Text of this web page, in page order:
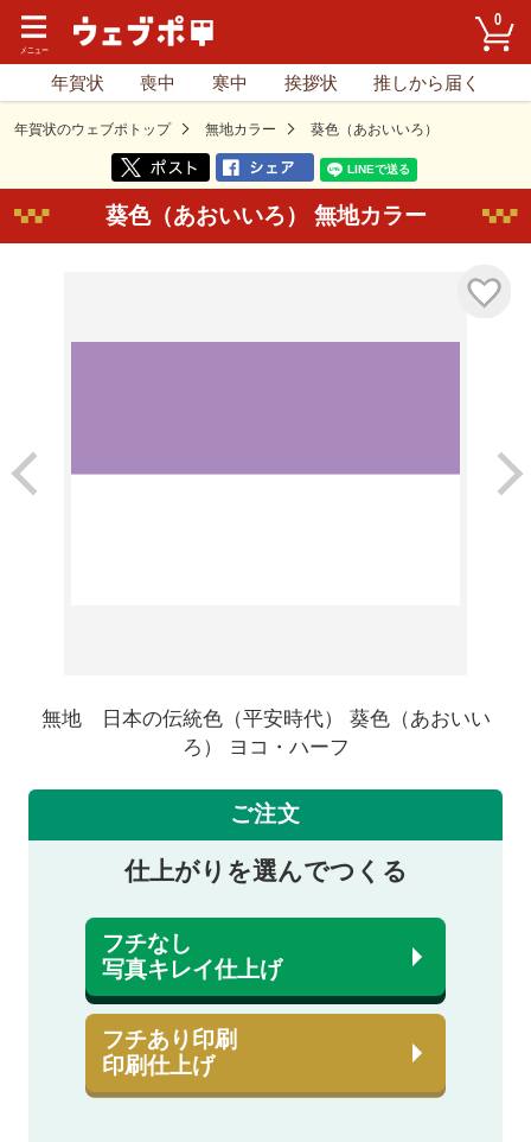
0
年賀状 喪中 寒中 挨拶状 推しから届く
年賀状のウェブポトップ 無地カラー 葵色（あおいいろ）
葵色（あおいいろ） 無地カラー
無地 日本の伝統色（平安時代） 葵色（あおいい
ろ） ヨコ・ハーフ
ご注文
仕上がりを選んでつくる
フチなし
写真キレイ仕上げ
フチあり印刷
印刷仕上げ